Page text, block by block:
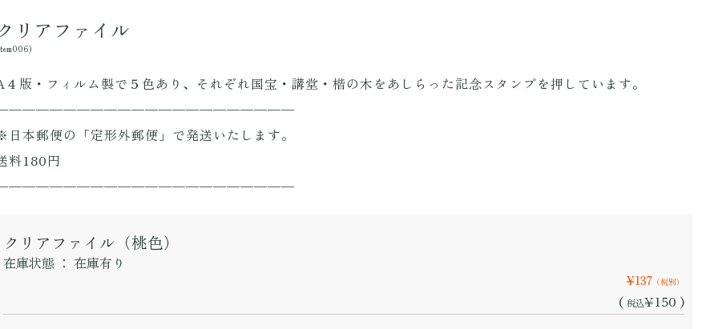
リアファイル
４版・フィルム製で５色あり、それぞれ国宝・講堂・楷の木をあしらった記念スタンプを押しています。
本郵便の「定形外郵便」で発送いたします。
料180円
クリアファイル（桃色）
在庫状態 ： 在庫有り
¥137 （税別）
( 税込¥150 )